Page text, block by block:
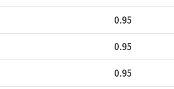
0.95
0.95
0.95